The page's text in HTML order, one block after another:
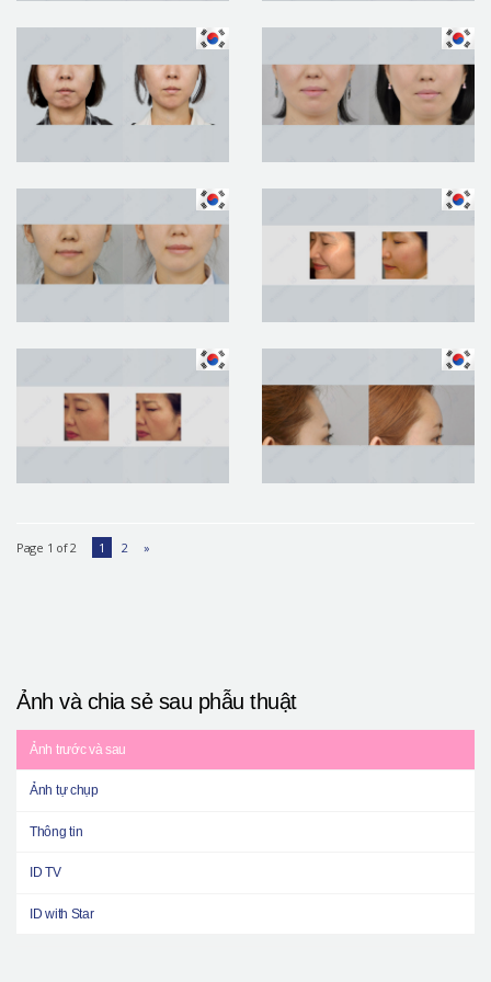
Page 1 of 2 1 2 »
Ảnh và chia sẻ sau phẫu thuật
Ảnh trước và sau
Ảnh tự chụp
Thông tin
ID TV
ID with Star